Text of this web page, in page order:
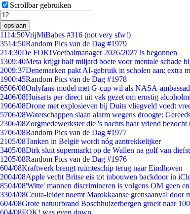
Scrollbar gebruiken
opslaan
1114:50VrijMiBabes #316 (not very sfw!)
3514:50Random Pics van de Dag #1979
214:30De FOK!Voetbalmanager 2026/2027 is begonnen
1309:40Meta krijgt half miljard boete voor mentale schade
2009:37Denemarken pakt AI-gebruik in scholen aan: extra
1900:45Random Pics van de Dag #1978
6506/08Onlyfans-model met G-cup wil als NASA-
2406/08Huisarts per direct uit vak gezet om ernstig
1906/08Drone met explosieven bij Duits vliegveld voedt
5706/08Waterschappen slaan alarm wegens droogte:
2306/08Zorgmedewerkster die 's nachts haar vriend bezocht
3706/08Random Pics van de Dag #1977
2105/08Tanken in België wordt nóg aantrekkelijker
3405/08Dirk sluit supermarkt op de Wallen na golf van
1205/08Random Pics van de Dag #1976
604/08Kraftwerk brengt ruimteschip terug naar Eindhoven
2004/08Apple vecht Britse eis tot inbouwen backdoor in
8504/08'Witte' mannen discrimineren is volgens OM geen
3304/08Ceuta-leider noemt Marokkaanse grensaanval door
604/08Grote natuurbrand Boschhuizerbergen groeit naar
604/08FOK! was even down